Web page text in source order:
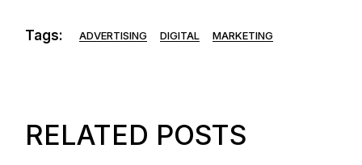
Tags: ADVERTISING DIGITAL MARKETING
RELATED POSTS